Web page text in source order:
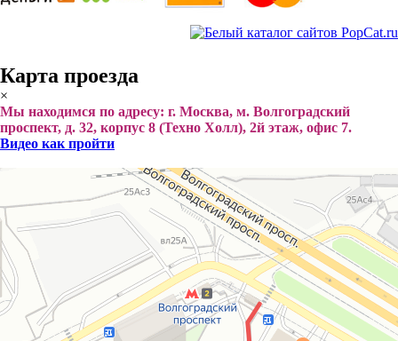
Карта проезда
×
Мы находимся по адресу: г. Москва, м. Волгоградский
проспект, д. 32, корпус 8 (Техно Холл), 2й этаж, офис 7.
Видео как пройти